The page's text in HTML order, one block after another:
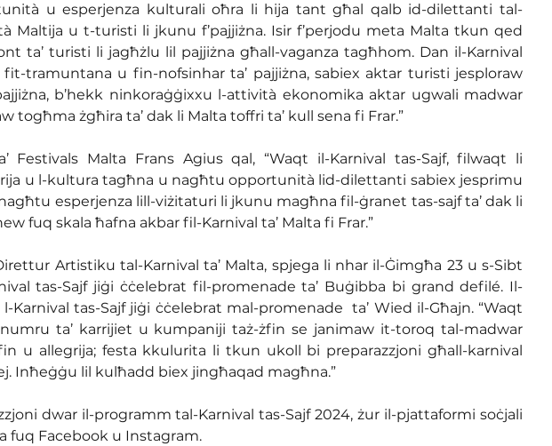
u esperjenza kulturali oħra li hija tant għal qalb id-dilettanti tal-
Maltija u t-turisti li jkunu f’pajjiżna. Isir f’perjodu meta Malta tkun qed
ta’ turisti li jagħżlu lil pajjiżna għall-vaganza tagħhom. Dan il-Karnival
tramuntana u fin-nofsinhar ta’ pajjiżna, sabiex aktar turisti jesploraw
b’hekk ninkoraġġixxu l-attività ekonomika aktar ugwali madwar
togħma żgħira ta’ dak li Malta toffri ta’ kull sena fi Frar.”
Festivals Malta Frans Agius qal, “Waqt il-Karnival tas-Sajf, filwaqt li
u l-kultura tagħna u nagħtu opportunità lid-dilettanti sabiex jesprimu
esperjenza lill-viżitaturi li jkunu magħna fil-ġranet tas-sajf ta’ dak li
fuq skala ħafna akbar fil-Karnival ta’ Malta fi Frar.”
Artistiku tal-Karnival ta’ Malta, spjega li nhar il-Ġimgħa 23 u s-Sibt
tas-Sajf jiġi ċċelebrat fil-promenade ta’ Buġibba bi grand defilé. Il-
Karnival tas-Sajf jiġi ċċelebrat mal-promenade  ta’ Wied il-Għajn. “Waqt
numru ta’ karrijiet u kumpaniji taż-żfin se janimaw it-toroq tal-madwar
u allegrija; festa kkulurita li tkun ukoll bi preparazzjoni għall-karnival
Inħeġġu lil kulħadd biex jingħaqad magħna.”
dwar il-programm tal-Karnival tas-Sajf 2024, żur il-pjattaformi soċjali
fuq Facebook u Instagram.